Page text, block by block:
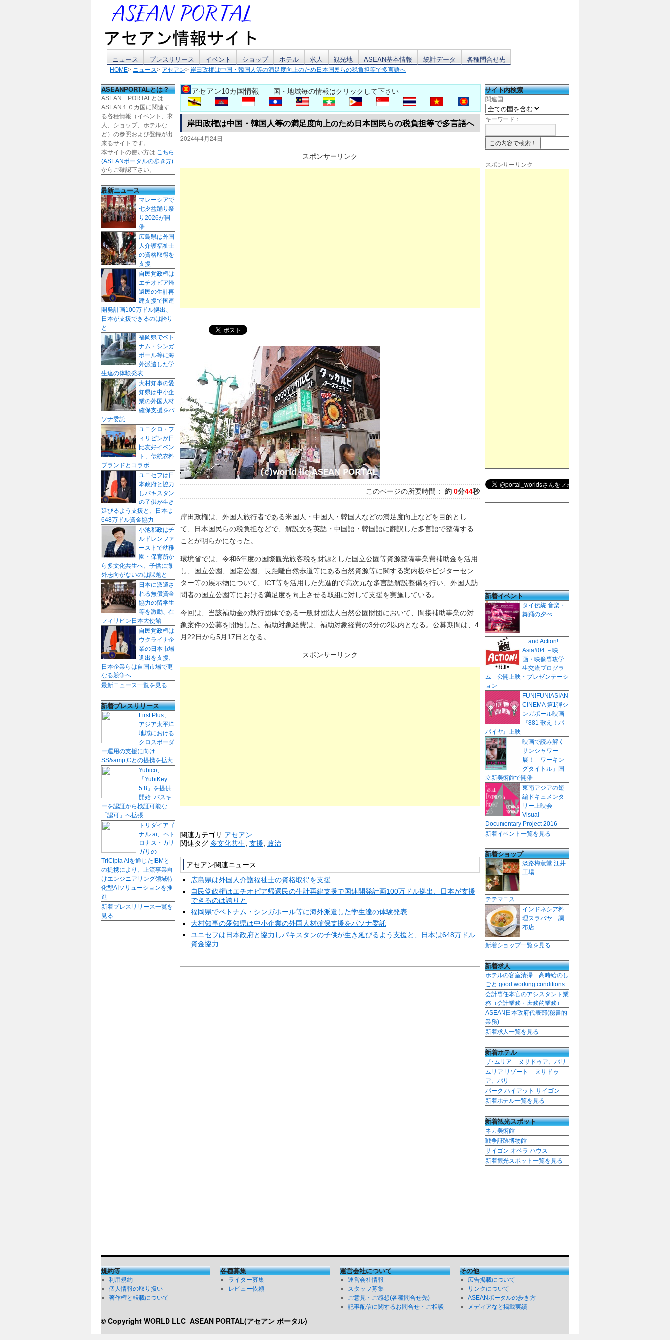
テ
ン
ツ
へ
ス
キ
ッ
プ
ニュース プレスリリース イベント ショップ ホテル 求人 観光地 ASEAN基本情報 統計データ 各種問合せ先
HOME> ニュース> アセアン> 岸田政権は中国・韓国人等の満足度向上のため日本国民らの税負担等で多言語へ
アセアン10カ国情報 国・地域毎の情報はクリックして下さい
岸田政権は中国・韓国人等の満足度向上のため日本国民らの税負担等で多言語へ
2024年4月24日
スポンサーリンク
このページの所要時間： 約 0分44秒
岸田政権は、外国人旅行者である米国人・中国人・韓国人などの満足度向上などを目的とし
て、日本国民らの税負担などで、解説文を英語・中国語・韓国語に翻訳した多言語で整備する
ことが明らかになった。
環境省では、令和6年度の国際観光旅客税を財源とした国立公園等資源整備事業費補助金を活用
し、国立公園、国定公園、長距離自然歩道等にある自然資源等に関する案内板やビジターセン
ター等の展示物について、ICT等を活用した先進的で高次元な多言語解説整備を行い、外国人訪
問者の国立公園等における満足度を向上させる取組に対して支援を実施している。
今回は、当該補助金の執行団体である一般財団法人自然公園財団において、間接補助事業の対
象案件の公募を開始した。補助対象経費は、補助対象経費の3分の2以内となる。公募期間は、4
月22日から5月17日となる。
スポンサーリンク
関連カテゴリ アセアン
関連タグ 多文化共生 支援 政治
アセアン関連ニュース
広島県は外国人介護福祉士の資格取得を支援
自民党政権はエチオピア帰還民の生計再建支援で国連開発計画100万ドル拠出、日本が支援
できるのは誇りと
福岡県でベトナム・シンガポール等に海外派遣した学生達の体験発表
大村知事の愛知県は中小企業の外国人材確保支援をパソナ委託
ユニセフは日本政府と協力しパキスタンの子供が生き延びるよう支援と、日本は648万ドル
資金協力
ASEANPORTALとは？
ASEAN PORTALとは
ASEAN１０カ国に関連す
る各種情報（イベント、求
人、ショップ、ホテルな
ど）の参照および登録が出
来るサイトです。
本サイトの使い方は こちら
(ASEANポータルの歩き方)
からご確認下さい。
最新ニュース
マレーシアで
七夕盆踊り祭
り2026が開
催
広島県は外国
人介護福祉士
の資格取得を
支援
自民党政権は
エチオピア帰
還民の生計再
建支援で国連
開発計画100万ドル拠出、
日本が支援できるのは誇り
と
福岡県でベト
ナム・シンガ
ポール等に海
外派遣した学
生達の体験発表
大村知事の愛
知県は中小企
業の外国人材
確保支援をパ
ソナ委託
ユニクロ・フ
ィリピンが日
比友好イベン
ト、伝統衣料
ブランドとコラボ
ユニセフは日
本政府と協力
しパキスタン
の子供が生き
延びるよう支援と、日本は
648万ドル資金協力
小池都政はチ
ルドレンファ
ーストで幼稚
園・保育所か
ら多文化共生へ、子供に海
外志向がないのは課題と
日本に派遣さ
れる無償資金
協力の留学生
等を激励、在
フィリピン日本大使館
自民党政権は
ウクライナ企
業の日本市場
進出を支援、
日本企業らは自国市場で更
なる競争へ
最新ニュース一覧を見る
新着プレスリリース
First Plus、
アジア太平洋
地域における
クロスボーダ
ー運用の支援に向け
SS&amp;Cとの提携を拡大
Yubico、
「YubiKey
5.8」を提供
開始 パスキ
ーを認証から検証可能な
「認可」へ拡張
トリダイアゴ
ナル.ai、ペト
ロナス・カリ
ガリの
TriCipta AIを通じたIBMと
の提携により、上流事業向
けエンジニアリング領域特
化型AIソリューションを推
進
新着プレスリリース一覧を
見る
サイト内検索
関連国
キーワード：
スポンサーリンク
新着イベント
タイ伝統 音楽・
舞踊の夕べ
…and Action!
Asia#04 －映
画・映像専攻学
生交流プログラ
ム－公開上映・プレゼンテーシ
ョン
FUN!FUN!ASIAN
CINEMA 第1弾シ
ンガポール映画
『881 歌え！パ
パイヤ』上映
映画で読み解く
サンシャワー
展！「ワーキン
グタイトル」国
立新美術館で開催
東南アジアの短
編ドキュメンタ
リー上映会
Visual
Documentary Project 2016
新着イベント一覧を見る
新着ショップ
淡路梅薫堂 江井
工場
テテマニス
インドネシア料
理スラバヤ 調
布店
新着ショップ一覧を見る
新着求人
ホテルの客室清掃 高時給のし
ごと:good working conditions
会計専任本官のアシスタント業
務（会計業務・庶務的業務）
ASEAN日本政府代表部(秘書的
業務)
新着求人一覧を見る
新着ホテル
ザ･ムリア – ヌサドゥア、バリ
ムリア リゾート – ヌサドゥ
ア、バリ
パーク ハイアット サイゴン
新着ホテル一覧を見る
新着観光スポット
ネカ美術館
戦争証跡博物館
サイゴン オペラ ハウス
新着観光スポット一覧を見る
規約等
利用規約
個人情報の取り扱い
著作権と転載について
各種募集
ライター募集
レビュー依頼
運営会社について
運営会社情報
スタッフ募集
ご意見・ご感想(各種問合せ先)
記事配信に関するお問合せ・ご相談
その他
広告掲載について
リンクについて
ASEANポータルの歩き方
メディアなど掲載実績
© Copyright WORLD LLC ASEAN PORTAL(アセアン ポータル)